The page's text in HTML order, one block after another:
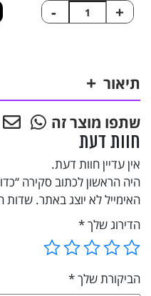
+
כמות
של
"סניור"
-
תיאור
שתפו מוצר זה
חוות דעת
אין עדיין חוות דעת.
היה הראשון לכתוב סקירה
האימייל לא יוצג באתר. שדות
הדירוג שלך*
הביקורת שלך*